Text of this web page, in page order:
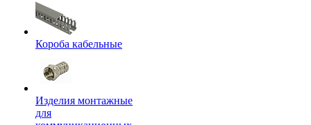
Короба кабельные
Изделия монтажные
для